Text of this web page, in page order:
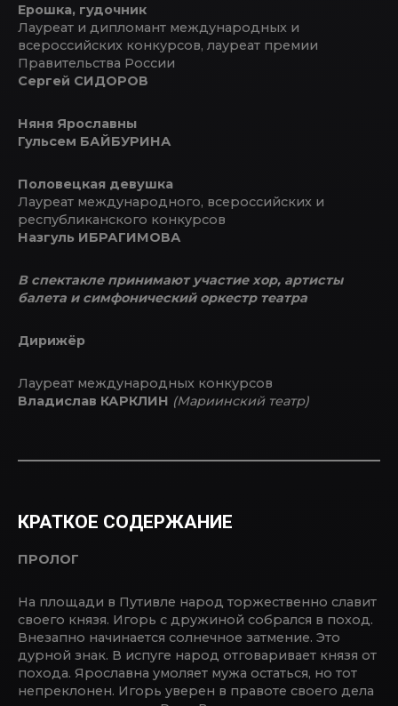
Ерошка, гудочник
Лауреат и дипломант международных и
всероссийских конкурсов, лауреат премии
Правительства России
Сергей СИДОРОВ
Няня Ярославны
Гульсем БАЙБУРИНА
Половецкая девушка
Лауреат международного, всероссийских и
республиканского конкурсов
Назгуль ИБРАГИМОВА
В спектакле принимают участие хор, артисты
балета и симфонический оркестр театра
Дирижёр
Лауреат международных конкурсов
Владислав КАРКЛИН (Мариинский театр)
КРАТКОЕ СОДЕРЖАНИЕ
ПРОЛОГ
На площади в Путивле народ торжественно славит
своего князя. Игорь с дружиной собрался в поход.
Внезапно начинается солнечное затмение. Это
дурной знак. В испуге народ отговаривает князя от
похода. Ярославна умоляет мужа остаться, но тот
непреклонен. Игорь уверен в правоте своего дела